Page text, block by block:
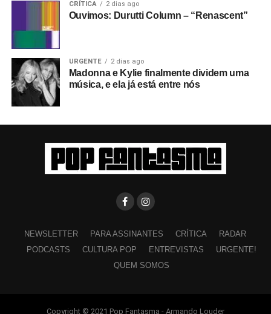
CRÍTICA 2 dias ago
Ouvimos: Durutti Column – “Renascent”
URGENTE 2 dias ago
Madonna e Kylie finalmente dividem uma
música, e ela já está entre nós
NEWSLETTER PARA ASSINANTES CRÍTICA
RADAR
PODCASTS
CULTURA POP ENTREVISTAS
URGENTE!
QUEM SOMOS
Copyright © 2021 Pop Fantasma - Armando Louder